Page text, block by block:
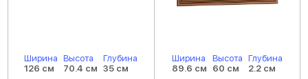
Ширина
126 см
Высота
70.4 см
Глубина
35 см
Ширина
89.6 см
Высота
60 см
Глубина
2.2 см